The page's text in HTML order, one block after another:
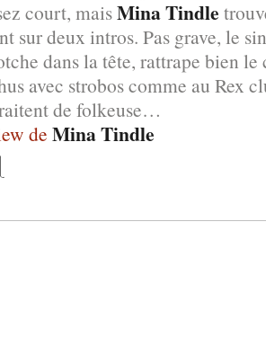
court, maisMina Tindle
sur deux intros. Pas grave, le
dans la tête, rattrape bien
avec strobos comme au Rex
de folkeuse…
de Mina Tindle